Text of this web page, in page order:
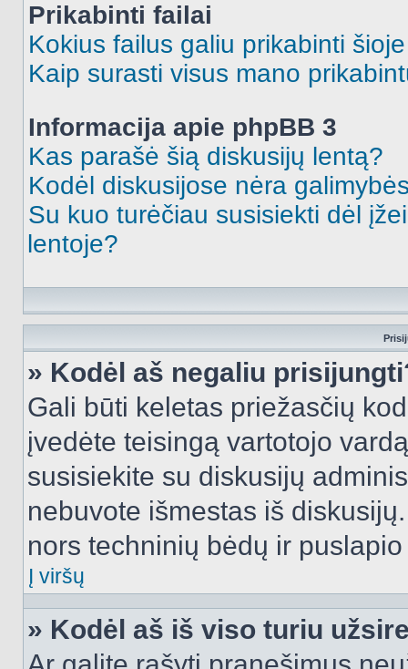
Prikabinti failai
Kokius failus galiu prikabinti
Kaip surasti visus mano
Informacija apie phpBB 3
Kas parašė šią diskusijų lentą?
Kodėl diskusijose nėra
Su kuo turėčiau susisiekti dėl
lentoje?
» Kodėl aš negaliu
Gali būti keletas priežasčių
įvedėte teisingą vartotojo
susisiekite su diskusijų
nebuvote išmestas iš
nors techninių bėdų ir
Į viršų
» Kodėl aš iš viso turiu